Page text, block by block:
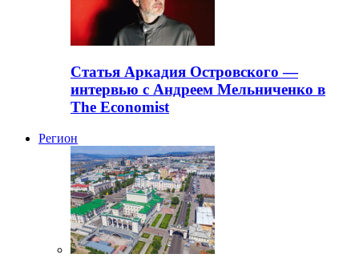
Статья Аркадия Островского —
интервью с Андреем Мельниченко в
The Economist
Регион